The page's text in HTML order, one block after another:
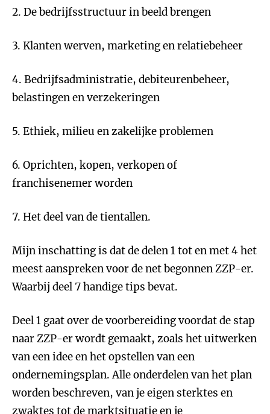
2. De bedrijfsstructuur in beeld brengen
3. Klanten werven, marketing en relatiebeheer
4. Bedrijfsadministratie, debiteurenbeheer,
belastingen en verzekeringen
5. Ethiek, milieu en zakelijke problemen
6. Oprichten, kopen, verkopen of
franchisenemer worden
7. Het deel van de tientallen.
Mijn inschatting is dat de delen 1 tot en met 4 het
meest aanspreken voor de net begonnen ZZP-er.
Waarbij deel 7 handige tips bevat.
Deel 1 gaat over de voorbereiding voordat de stap
naar ZZP-er wordt gemaakt, zoals het uitwerken
van een idee en het opstellen van een
ondernemingsplan. Alle onderdelen van het plan
worden beschreven, van je eigen sterktes en
zwaktes tot de marktsituatie en je